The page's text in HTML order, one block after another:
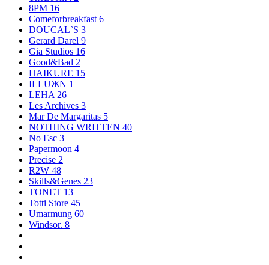
8PM 16
Comeforbreakfast 6
DOUCAL`S 3
Gerard Darel 9
Gia Studios 16
Good&Bad 2
HAIKURE 15
ILLUЖN 1
LEHA 26
Les Archives 3
Mar De Margaritas 5
NOTHING WRITTEN 40
No Esc 3
Papermoon 4
Precise 2
R2W 48
Skills&Genes 23
TONET 13
Totti Store 45
Umarmung 60
Windsor. 8